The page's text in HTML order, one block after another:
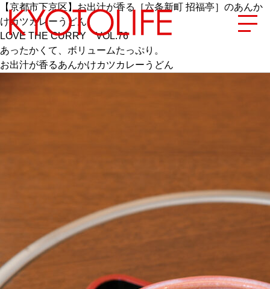
エリアから探す
SERIES
CULTURE
【京都市下京区】お出汁が香る［六条新町 招福亭］のあんか
けカツカレーうどん
LOVE THE CURRY VOL.76
あったかくて、ボリュームたっぷり。
お出汁が香るあんかけカツカレーうどん